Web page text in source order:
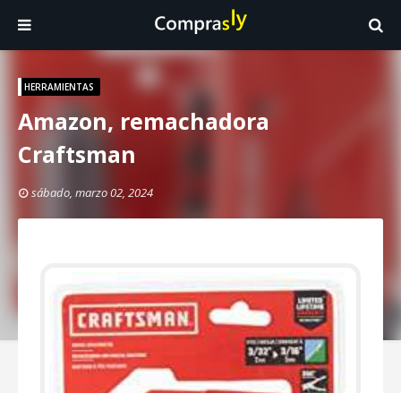
HERRAMIENTAS
Amazon, remachadora
Craftsman
sábado, marzo 02, 2024